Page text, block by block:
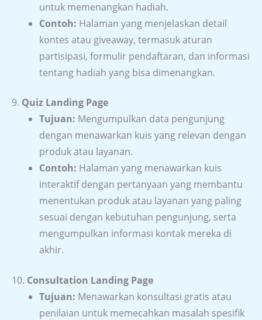
untuk memenangkan hadiah.
Contoh: Halaman yang menjelaskan detail
kontes atau giveaway, termasuk aturan
partisipasi, formulir pendaftaran, dan informasi
tentang hadiah yang bisa dimenangkan.
9. Quiz Landing Page
Tujuan: Mengumpulkan data pengunjung
dengan menawarkan kuis yang relevan dengan
produk atau layanan.
Contoh: Halaman yang menawarkan kuis
interaktif dengan pertanyaan yang membantu
menentukan produk atau layanan yang paling
sesuai dengan kebutuhan pengunjung, serta
mengumpulkan informasi kontak mereka di
akhir.
10. Consultation Landing Page
Tujuan: Menawarkan konsultasi gratis atau
penilaian untuk memecahkan masalah spesifik